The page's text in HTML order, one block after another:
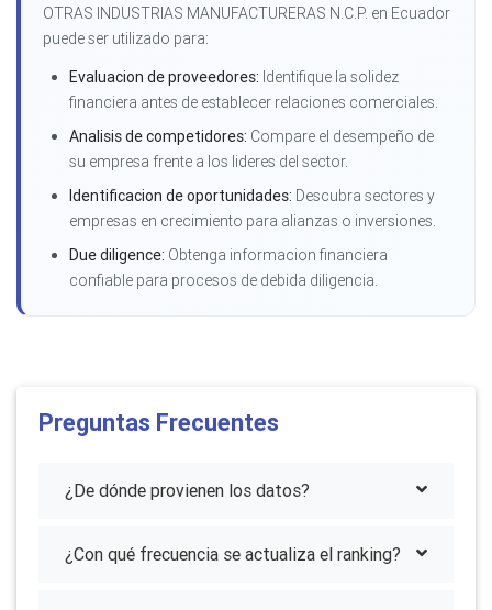
OTRAS INDUSTRIAS MANUFACTURERAS N.C.P. en Ecuador
puede ser utilizado para:
Evaluacion de proveedores: Identifique la solidez
financiera antes de establecer relaciones comerciales.
Analisis de competidores: Compare el desempeño de
su empresa frente a los lideres del sector.
Identificacion de oportunidades: Descubra sectores y
empresas en crecimiento para alianzas o inversiones.
Due diligence: Obtenga informacion financiera
confiable para procesos de debida diligencia.
Preguntas Frecuentes
¿De dónde provienen los datos?
¿Con qué frecuencia se actualiza el ranking?